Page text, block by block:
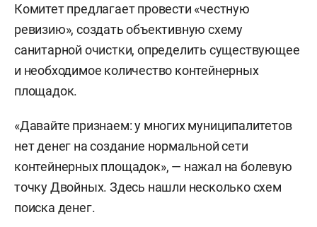
Комитет предлагает провести «честную
ревизию», создать объективную схему
санитарной очистки, определить существующее
и необходимое количество контейнерных
площадок.
«Давайте признаем: у многих муниципалитетов
нет денег на создание нормальной сети
контейнерных площадок», — нажал на болевую
точку Двойных. Здесь нашли несколько схем
поиска денег.